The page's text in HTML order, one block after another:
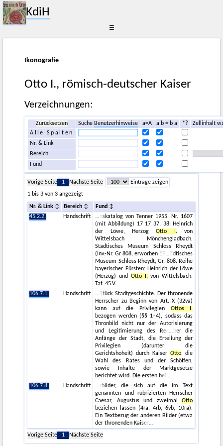
KdiH
☰
Ikonografie
Otto I., römisch-deutscher Kaiser
Verzeichnungen:
Zurücksetzen SucheBenutzerhinweise a=A a b = b a *?
Zellinhalt
Alle Spalten
Nr. & Link
Bereich
Fund
Vorige Seite 1 Nächste Seite
Einträge zeigen
1 bis 3 von 3 angezeigt
Nr. & Link Bereich
Fund
45.2.2.
Handschrift
nskatalog von Tenner 1955, Nr. 1607
(mit Abbildung) 17 17 37, 38: Heinrich
der Löwe, HerzogOtto I.von
Wittelsbach Mönchengladbach,
Städtisches Museum Schloss Rheydt
(Inv.-Nr. Gr 808, erworben 19
ädtisches
Museum Schloss Rheydt, Gr. 808. Reihe
bayerischer Fürsten: Heinrich der Löwe
(Herzog) und Otto I.von Wittelsbach.
Taf. 45.V.
106.7.1.
Handschrift
Stück Stadtgeschichte. Der thronende
Herrscher zu Beginn von Art. X (32va)
kann auf die Privilegien Ottos I.
bezogen werden (§§ 1–4), sodass das
Thronbild nicht nur der Autorisierung
und Legitimierung des Rec
ber die
Anfänge der Stadt, die Erteilung der
Privilegien (darunter die
Gerichtshoheit) durch Kaiser Otto, die
Wahl des Rates und der Schöffen,
sowie Inhalte der Marktgesetze
berichtet wird. Die ersten bei
106.7.8.
Handschrift
rbilder, die sich auf die im Text
genannten und rubrizierten Herrscher
Caesar, Augustus und zweimalOtto
beziehen lassen (4ra, 4rb, 6vb, 10ra).
Ein Textbezug der anderen Bilder (etwa
der thronenden Kaiser
Vorige Seite
1 Nächste Seite